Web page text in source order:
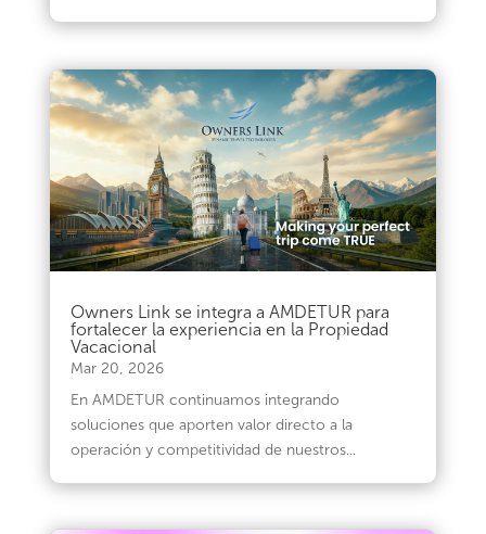
Owners Link se integra a AMDETUR para
fortalecer la experiencia en la Propiedad
Vacacional
Mar 20, 2026
En AMDETUR continuamos integrando
soluciones que aporten valor directo a la
operación y competitividad de nuestros...